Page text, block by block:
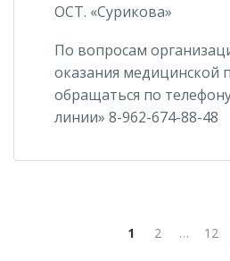
ОСТ. «Сурикова»
По вопросам
оказания медицинской
обращаться по
линии» 8-962-674-88-48
Пагинация
1 2 … 12